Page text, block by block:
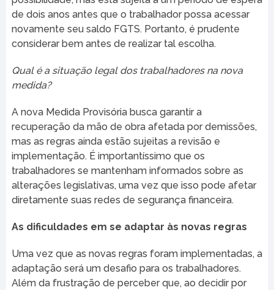
de dois anos antes que o trabalhador possa acessar
novamente seu saldo FGTS. Portanto, é prudente
considerar bem antes de realizar tal escolha.
Qual é a situação legal dos trabalhadores na nova
medida?
A nova Medida Provisória busca garantir a
recuperação da mão de obra afetada por demissões,
mas as regras ainda estão sujeitas a revisão e
implementação. É importantíssimo que os
trabalhadores se mantenham informados sobre as
alterações legislativas, uma vez que isso pode afetar
diretamente suas redes de segurança financeira.
As dificuldades em se adaptar às novas regras
Uma vez que as novas regras foram implementadas, a
adaptação será um desafio para os trabalhadores.
Além da frustração de perceber que, ao decidir por